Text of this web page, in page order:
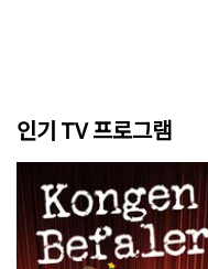
인기 TV 프로그램